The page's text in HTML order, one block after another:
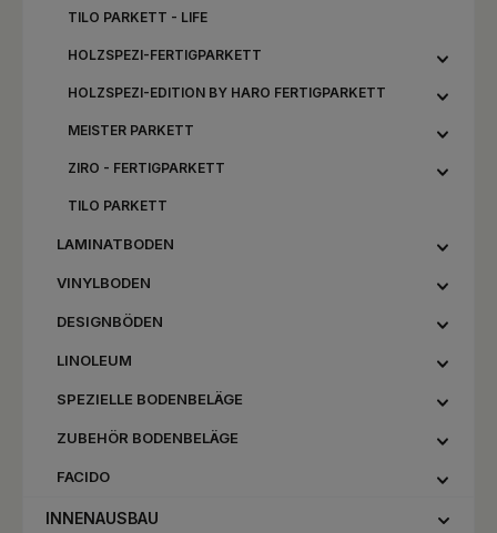
TILO PARKETT - LIFE
HOLZSPEZI-FERTIGPARKETT
HOLZSPEZI-EDITION BY HARO FERTIGPARKETT
MEISTER PARKETT
ZIRO - FERTIGPARKETT
TILO PARKETT
LAMINATBODEN
VINYLBODEN
DESIGNBÖDEN
LINOLEUM
SPEZIELLE BODENBELÄGE
ZUBEHÖR BODENBELÄGE
FACIDO
INNENAUSBAU